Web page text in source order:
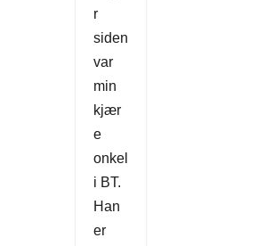
r
siden
var
min
kjær
e
onkel
i BT.
Han
er